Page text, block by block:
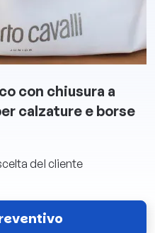
con chiusura a
calzature e borse
del cliente